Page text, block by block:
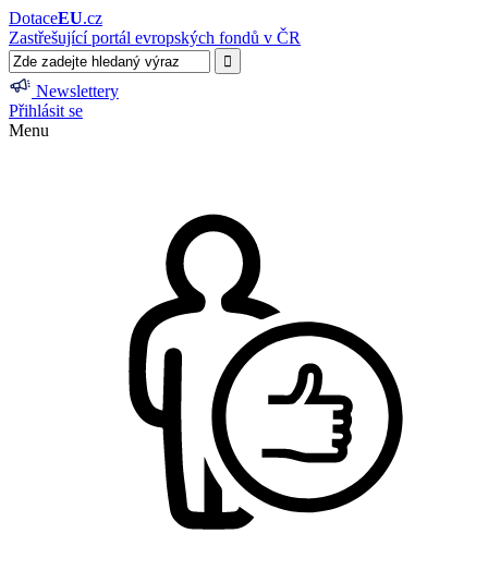
DotaceEU.cz
Zastřešující portál evropských fondů v ČR
Newslettery
Přihlásit se
Menu